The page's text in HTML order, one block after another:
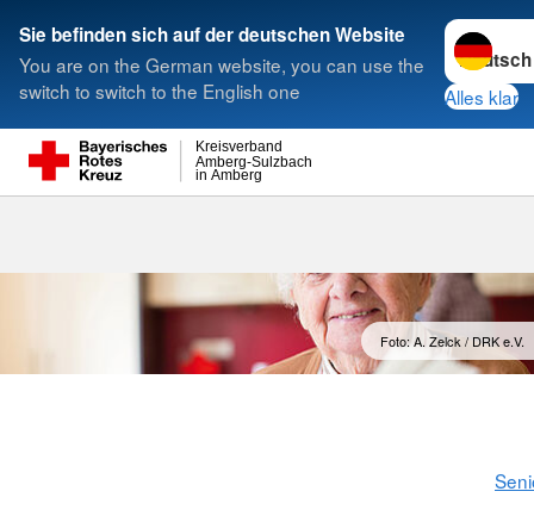
Sie befinden sich auf der deutschen Website
You are on the German website, you can use the
switch to switch to the English one
Sprache
Alles klar
in Amberg
Amberg-Sulzbach
Kreisverband
Suche
Foto: A. Zelck / DRK e.V.